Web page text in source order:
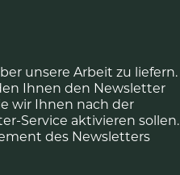
unsere Arbeit zu liefern.
Ihnen den Newsletter
wir Ihnen nach der
Service aktivieren sollen.
des Newsletters